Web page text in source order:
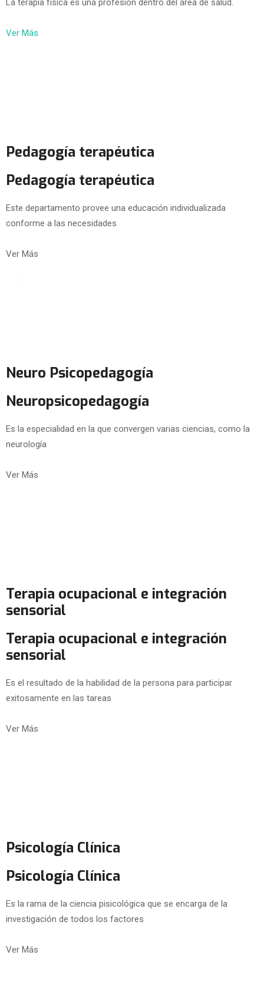
La terapia física es una profesión dentro del área de salud.
Ver Más
Pedagogía terapéutica
Pedagogía terapéutica
Este departamento provee una educación individualizada
conforme a las necesidades
Ver Más
Neuro Psicopedagogía
Neuropsicopedagogía
Es la especialidad en la que convergen varias ciencias, como la
neurología
Ver Más
Terapia ocupacional e integración
sensorial
Terapia ocupacional e integración
sensorial
Es el resultado de la habilidad de la persona para participar
exitosamente en las tareas
Ver Más
Psicología Clínica
Psicología Clínica
Es la rama de la ciencia pisicológica que se encarga de la
investigación de todos los factores
Ver Más